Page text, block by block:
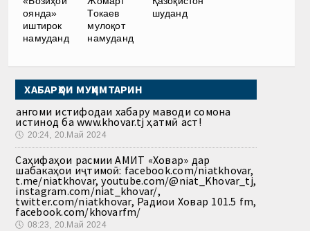
оянда»
иштирок
намуданд
Токаев
мулоқот
намуданд
шуданд
ХАБАРҲОИ МУҲИМТАРИН
Ҳангоми истифодаи хабару маводи сомона
истинод ба www.khovar.tj ҳатмӣ аст!
🕔 20:24, 20.Май 2024
Саҳифаҳои расмии АМИТ «Ховар» дар
шабакаҳои иҷтимоӣ: facebook.com/niatkhovar,
t.me/niatkhovar, youtube.com/@niat_Khovar_tj,
instagram.com/niat_khovar/,
twitter.com/niatkhovar, Радиои Ховар 101.5 fm,
facebook.com/khovarfm/
🕔 08:23, 20.Май 2024